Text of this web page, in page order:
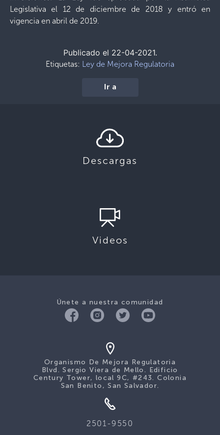
Legislativa el 12 de diciembre de 2018 y entró en
vigencia en abril de 2019.
Publicado el 22-04-2021.
Etiquetas: Ley de Mejora Regulatoria
Ir a
Descargas
Videos
Únete a nuestra comunidad
Organismo De Mejora Regulatoria
Blvd. Sergio Viera de Mello. Edificio
Century Tower, local 9C, #243. Colonia
San Benito, San Salvador.
2501-9550